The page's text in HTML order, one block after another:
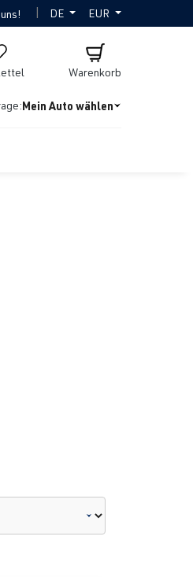
| DE EUR
Warenkorb
Mein Auto wählen